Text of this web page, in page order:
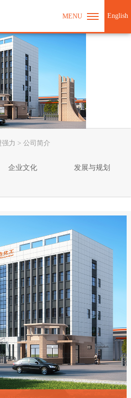
MENU English
强力 > 公司简介
企业文化 发展与规划